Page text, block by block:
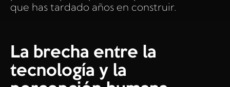
que has tardado años en construir.
La brecha entre la
tecnología y la